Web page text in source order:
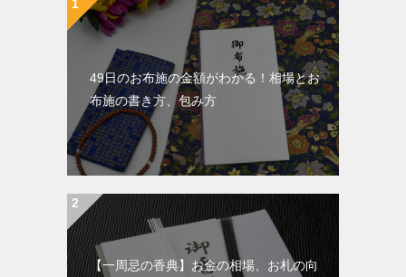
49日のお布施の金額がわかる！相場とお
布施の書き方、包み方
【一周忌の香典】お金の相場、お札の向